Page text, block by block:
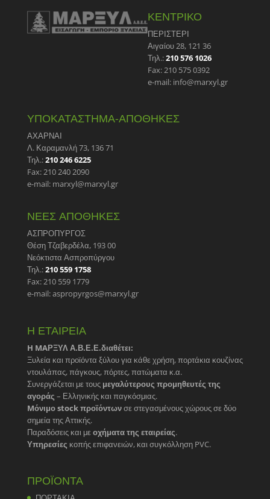
ΚΕΝΤΡΙΚΟ
ΠΕΡΙΣΤΕΡΙ
Αιγαίου 28, 121 36
Τηλ.:210 576 1026
Fax: 210 575 0392
e-mail: info@marxyl.gr
ΥΠΟΚΑΤΑΣΤΗΜΑ-ΑΠΟΘΗΚΕΣ
ΑΧΑΡΝΑΙ
Λ. Καραμανλή 73, 136 71
Τηλ.:210 246 6225
Fax: 210 240 2090
e-mail: marxyl@marxyl.gr
ΝΕΕΣ ΑΠΟΘΗΚΕΣ
ΑΣΠΡΟΠΥΡΓΟΣ
Θέση Τζαβερδέλα, 193 00
Νεόκτιστα Ασπροπύργου
Τηλ.:210 559 1758
Fax: 210 559 1779
e-mail: aspropyrgos@marxyl.gr
Η ΕΤΑΙΡΕΙΑ
H MAΡΞΥΛ Α.Β.Ε.Ε.διαθέτει:
Ξυλεία και προϊόντα ξύλου για κάθε χρήση, πορτάκια κουζίνας
ντουλάπας, πάγκους, πόρτες, πατώματα κ.α.
Συνεργάζεται με τους μεγαλύτερους προμηθευτές της
αγοράς – Ελληνικής και παγκόσμιας.
Mόνιμο stock προϊόντωνσε στεγασμένους χώρους σε δύο
σημεία της Αττικής.
Παραδόσεις και μεοχήματα της εταιρείας.
Υπηρεσίες κοπής επιφανειών, και συγκόλληση PVC.
ΠΡΟΪΟΝΤΑ